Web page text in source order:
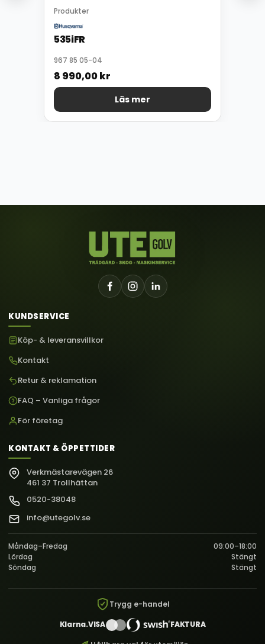
Produkter
535iFR
967 85 05-04
8 990,00kr
Läs mer
KUNDSERVICE
Köp- & leveransvillkor
Kontakt
Retur & reklamation
FAQ – Vanliga frågor
För företag
KONTAKT & ÖPPETTIDER
Verkmästarevägen 26
461 37 Trollhättan
0520-38048
info@utegolv.se
Måndag–Fredag
09:00–18:00
Lördag
Stängt
Söndag
Stängt
Trygg e-handel
Klarna.VISA FAKTURA